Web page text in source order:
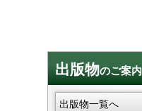
出版物のご案内
出版物一覧へ